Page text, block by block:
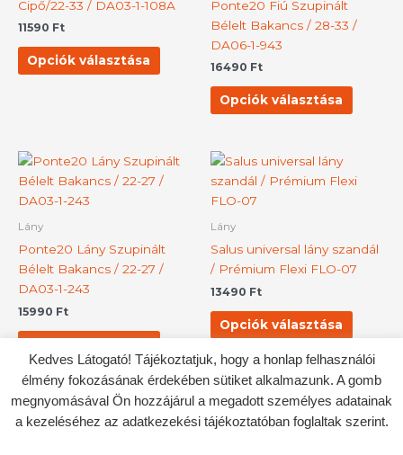
Cipő/22-33 / DA03-1-108A
11590 Ft
Opciók választása
a
termékoldalon
választhatók
Ponte20 Fiú Szupinált
Bélelt Bakancs / 28-33 /
DA06-1-943
16490 Ft
Opciók választása
A
Lány
Ponte20 Lány Szupinált
Bélelt Bakancs / 22-27 /
DA03-1-243
15990 Ft
Ennek
a
terméknek
A
változatok
termékoldalon
választhatók
ki
Lány
Salus universal lány szandál
/ Prémium Flexi FLO-07
13490 Ft
Opciók választása
a
ki
Kedves Látogató! Tájékoztatjuk, hogy a honlap felhasználói
élmény fokozásának érdekében sütiket alkalmazunk. A gomb
megnyomásával Ön hozzájárul a megadott személyes adatainak
a kezeléséhez az adatkezekési tájékoztatóban foglaltak szerint.